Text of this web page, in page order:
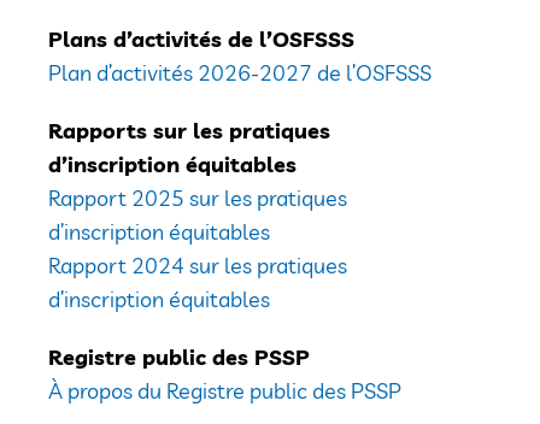
Plans d’activités de l’OSFSSS
Plan d’activités 2026-2027 de l’OSFSSS
Rapports sur les pratiques
d’inscription équitables
Rapport 2025 sur les pratiques
d’inscription équitables
Rapport 2024 sur les pratiques
d’inscription équitables
Registre public des PSSP
À propos du Registre public des PSSP